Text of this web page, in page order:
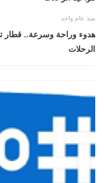
منذ عام واحد
هدوء وراحة وسرعة.. قطار
الرحلات